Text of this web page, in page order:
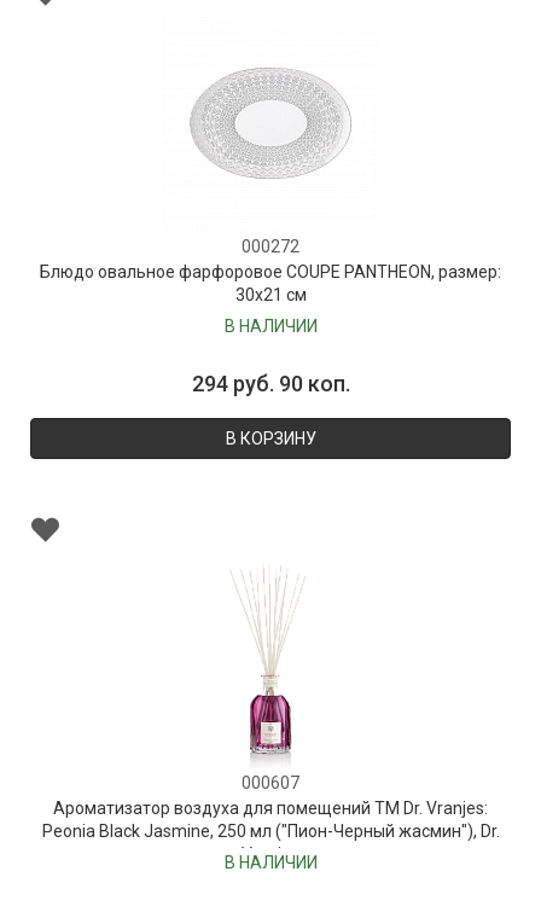
000272
Блюдо овальное фарфоровое COUPE PANTHEON, размер:
30х21 см
В НАЛИЧИИ
294 руб. 90 коп.
В КОРЗИНУ
000607
Ароматизатор воздуха для помещений ТМ Dr. Vranjes:
Peonia Black Jasmine, 250 мл ("Пион-Черный жасмин"), Dr.
Vranjes
В НАЛИЧИИ